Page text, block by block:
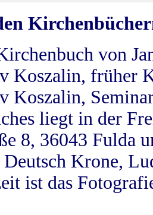
von
Koszalin, früher
Koszalin,
liegt in der
8, 36043 Fulda
Krone,
ist das